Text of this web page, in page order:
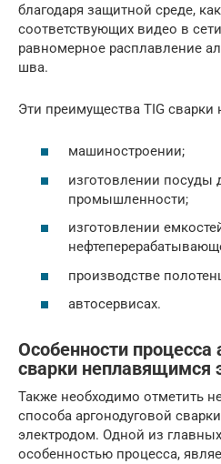
благодаря защитной среде,
соответствующих видео в
равномерное расплавление
шва.
Эти преимущества TIG сварки
машиностроении;
изготовлении посуды
промышленности;
изготовлении
производстве
автосервисах.
Особенности процесса
сварки неплавящимся
Также необходимо отметить
способа аргонодуговой
электродом. Одной из
особенностью процесса,